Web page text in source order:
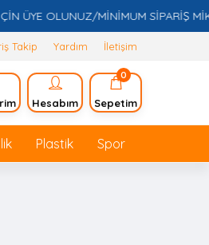
ÜYE OLUNUZ/MİNİMUM SİPARİŞ
Takip Yardım İletişim
Hesabım
0
Sepetim
Plastik Spor